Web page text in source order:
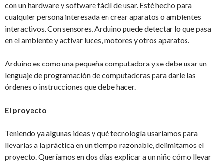
con un hardware y software fácil de usar. Esté hecho para
cualquier persona interesada en crear aparatos o ambientes
interactivos. Con sensores, Arduino puede detectar lo que pasa
en el ambiente y activar luces, motores y otros aparatos.
Arduino es como una pequeña computadora y se debe usar un
lenguaje de programación de computadoras para darle las
órdenes o instrucciones que debe hacer.
El proyecto
Teniendo ya algunas ideas y qué tecnología usaríamos para
llevarlas a la práctica en un tiempo razonable, delimitamos el
proyecto. Queríamos en dos días explicar a un niño cómo llevar